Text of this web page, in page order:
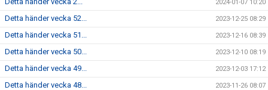
2024-01-07 10:20
Detta händer vecka 52... 2023-12-25 08:29
Detta händer vecka 51... 2023-12-16 08:39
Detta händer vecka 50... 2023-12-10 08:19
Detta händer vecka 49... 2023-12-03 17:12
Detta händer vecka 48... 2023-11-26 08:07